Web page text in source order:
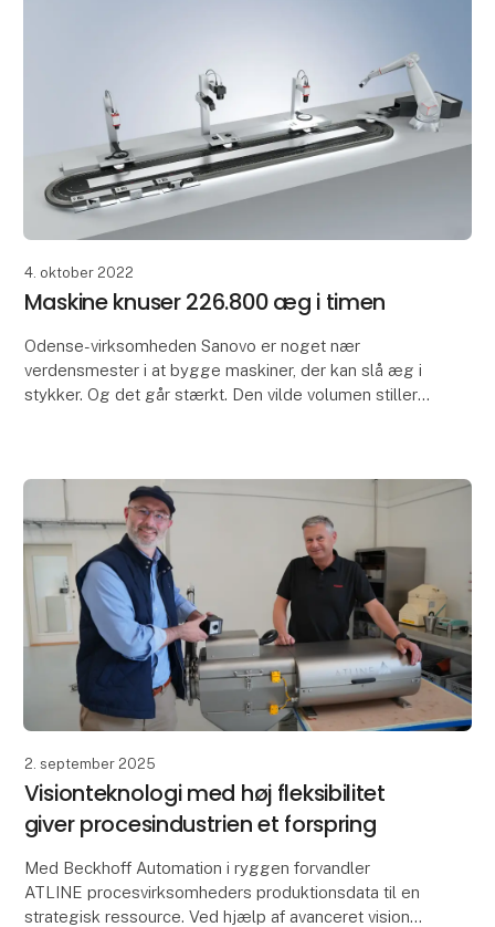
4. oktober 2022
Maskine knuser 226.800 æg i timen
Odense-virksomheden Sanovo er noget nær
verdensmester i at bygge maskiner, der kan slå æg i
stykker. Og det går stærkt. Den vilde volumen stiller
2. september 2025
Visionteknologi med høj fleksibilitet
giver procesindustrien et forspring
Med Beckhoff Automation i ryggen forvandler
ATLINE procesvirksomheders produktionsdata til en
strategisk ressource. Ved hjælp af avanceret vision